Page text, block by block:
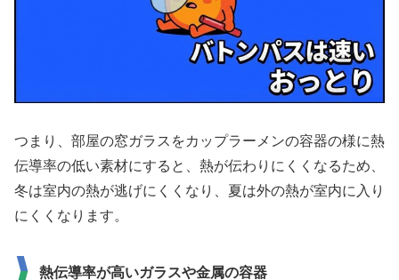
つまり、部屋の窓ガラスをカップラーメンの容器の様に熱
伝導率の低い素材にすると、熱が伝わりにくくなるため、
冬は室内の熱が逃げにくくなり、夏は外の熱が室内に入り
にくくなります。
熱伝導率が高いガラスや金属の容器